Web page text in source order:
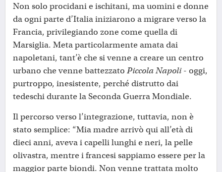
Non solo procidani e ischitani, ma uomini e donne
da ogni parte d’Italia iniziarono a migrare verso la
Francia, privilegiando zone come quella di
Marsiglia. Meta particolarmente amata dai
napoletani, tant’è che si venne a creare un centro
urbano che venne battezzato Piccola Napoli- oggi,
purtroppo, inesistente, perché distrutto dai
tedeschi durante la Seconda Guerra Mondiale.
Il percorso verso l’integrazione, tuttavia, non è
stato semplice: “Mia madre arrivò qui all’età di
dieci anni, aveva i capelli lunghi e neri, la pelle
olivastra, mentre i francesi sappiamo essere per la
maggior parte biondi. Non venne trattata molto